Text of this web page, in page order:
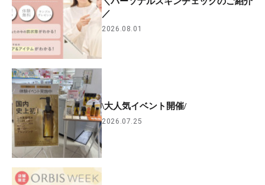
／
2026.08.01
\大人気イベント開催/
2026.07.25